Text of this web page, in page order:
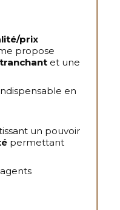
prix
propose
tranchant et une
en
un pouvoir
permettant